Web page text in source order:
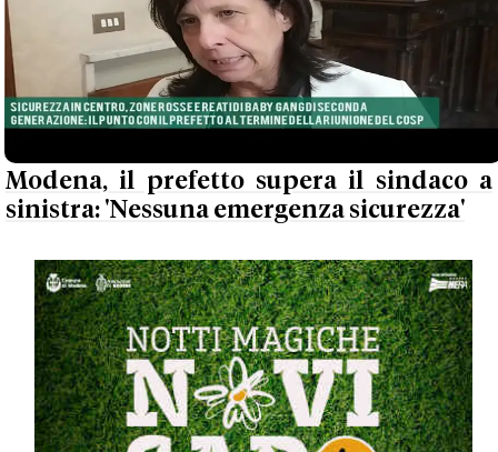
Modena, il prefetto supera il sindaco a
sinistra: 'Nessuna emergenza sicurezza'